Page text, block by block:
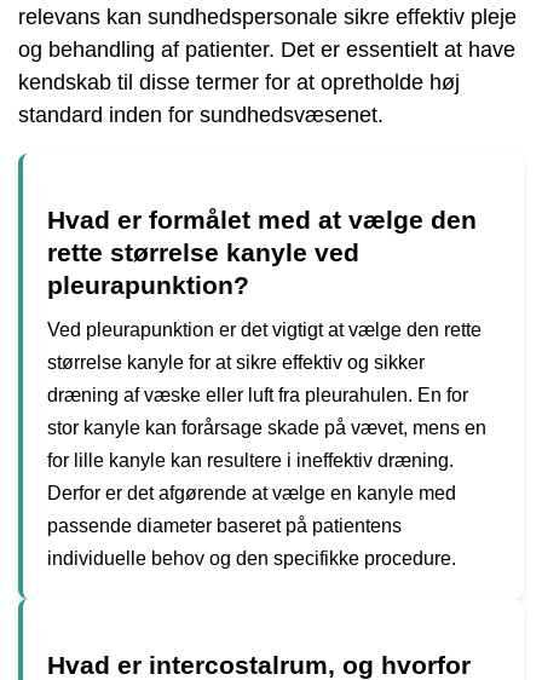
relevans kan sundhedspersonale sikre effektiv pleje
og behandling af patienter. Det er essentielt at have
kendskab til disse termer for at opretholde høj
standard inden for sundhedsvæsenet.
Hvad er formålet med at vælge den
rette størrelse kanyle ved
pleurapunktion?
Ved pleurapunktion er det vigtigt at vælge den rette
størrelse kanyle for at sikre effektiv og sikker
dræning af væske eller luft fra pleurahulen. En for
stor kanyle kan forårsage skade på vævet, mens en
for lille kanyle kan resultere i ineffektiv dræning.
Derfor er det afgørende at vælge en kanyle med
passende diameter baseret på patientens
individuelle behov og den specifikke procedure.
Hvad er intercostalrum, og hvorfor